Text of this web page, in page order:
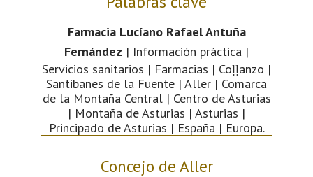
Farmacia Lucíano Rafael Antuña
Fernández | Información práctica |
Servicios sanitarios | Farmacias | Coḷḷanzo |
Santibanes de la Fuente | Aller | Comarca
de la Montaña Central | Centro de Asturias
| Montaña de Asturias | Asturias |
Principado de Asturias | España | Europa.
Concejo de Aller